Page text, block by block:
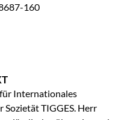
160
Internationales
TIGGES. Herr